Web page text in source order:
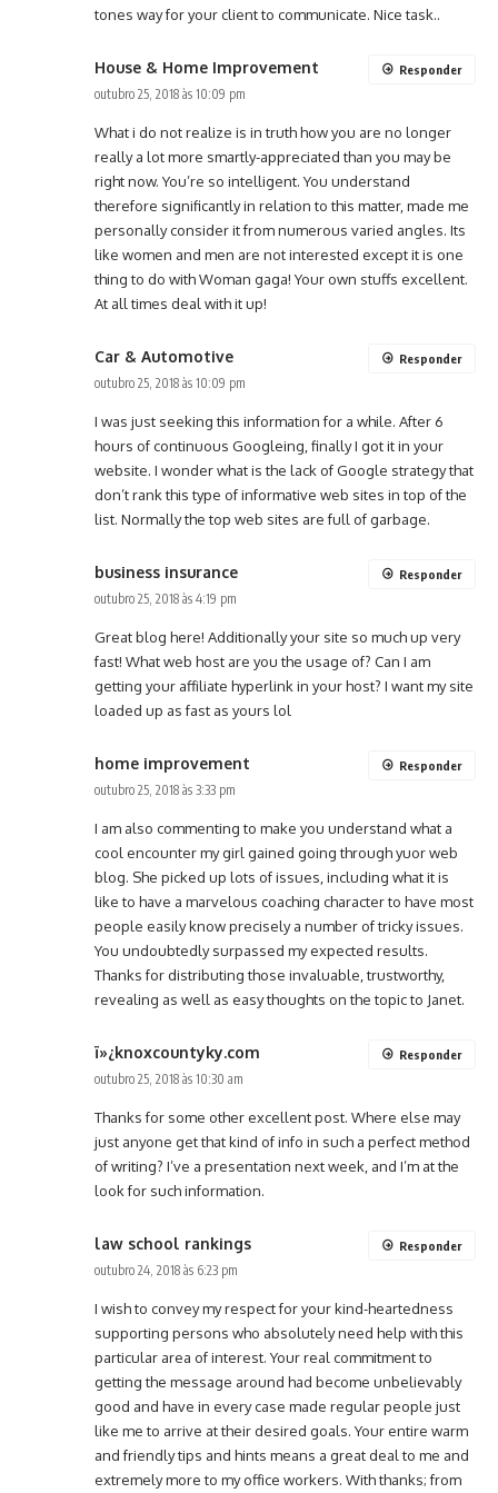
tones way for your client to communicate. Nice task..
House & Home Improvement
outubro 25, 2018 às 10:09 pm
What i do not realize is in truth how you are no longer
really a lot more smartly-appreciated than you may be
right now. You’re so intelligent. You understand
therefore significantly in relation to this matter, made me
personally consider it from numerous varied angles. Its
like women and men are not interested except it is one
thing to do with Woman gaga! Your own stuffs excellent.
At all times deal with it up!
Responder
Car & Automotive
outubro 25, 2018 às 10:09 pm
I was just seeking this information for a while. After 6
hours of continuous Googleing, finally I got it in your
website. I wonder what is the lack of Google strategy that
don’t rank this type of informative web sites in top of the
list. Normally the top web sites are full of garbage.
Responder
business insurance
outubro 25, 2018 às 4:19 pm
Great blog here! Additionally your site so much up very
fast! What web host are you the usage of? Can I am
getting your affiliate hyperlink in your host? I want my site
loaded up as fast as yours lol
Responder
home improvement
outubro 25, 2018 às 3:33 pm
I am also commenting to make you understand what a
cool encounter my girl gained going through yuor web
blog. She picked up lots of issues, including what it is
like to have a marvelous coaching character to have most
people easily know precisely a number of tricky issues.
You undoubtedly surpassed my expected results.
Thanks for distributing those invaluable, trustworthy,
revealing as well as easy thoughts on the topic to Janet.
Responder
ï»¿knoxcountyky.com
outubro 25, 2018 às 10:30 am
Thanks for some other excellent post. Where else may
just anyone get that kind of info in such a perfect method
of writing? I’ve a presentation next week, and I’m at the
look for such information.
Responder
law school rankings
outubro 24, 2018 às 6:23 pm
I wish to convey my respect for your kind-heartedness
supporting persons who absolutely need help with this
particular area of interest. Your real commitment to
getting the message around had become unbelievably
good and have in every case made regular people just
like me to arrive at their desired goals. Your entire warm
and friendly tips and hints means a great deal to me and
extremely more to my office workers. With thanks; from
Responder